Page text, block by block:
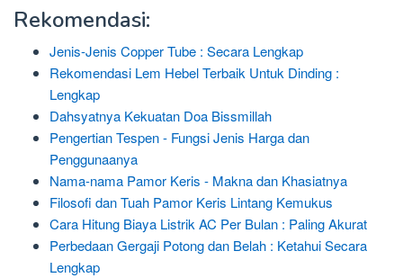
Rekomendasi:
Jenis-Jenis Copper Tube : Secara Lengkap
Rekomendasi Lem Hebel Terbaik Untuk Dinding :
Lengkap
Dahsyatnya Kekuatan Doa Bissmillah
Pengertian Tespen - Fungsi Jenis Harga dan
Penggunaanya
Nama-nama Pamor Keris - Makna dan Khasiatnya
Filosofi dan Tuah Pamor Keris Lintang Kemukus
Cara Hitung Biaya Listrik AC Per Bulan : Paling Akurat
Perbedaan Gergaji Potong dan Belah : Ketahui Secara
Lengkap